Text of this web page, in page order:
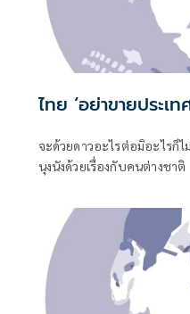
ไทย ‘อย่าขายประเท
จะด้วยดาวอะไรต่อมิอะไรก็
นุงนังด้วยเรื่องกับคนต่างชาติ